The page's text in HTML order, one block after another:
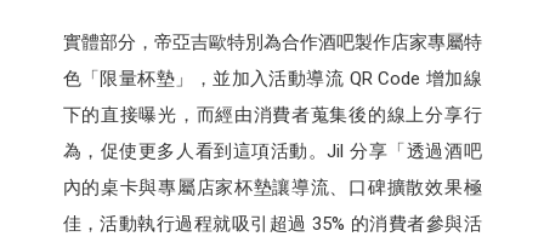
實體部分，帝亞吉歐特別為合作酒吧製作店家專屬特
色「限量杯墊」，並加入活動導流 QR Code 增加線
下的直接曝光，而經由消費者蒐集後的線上分享行
為，促使更多人看到這項活動。Jil 分享「透過酒吧
內的桌卡與專屬店家杯墊讓導流、口碑擴散效果極
佳，活動執行過程就吸引超過 35% 的消費者參與活